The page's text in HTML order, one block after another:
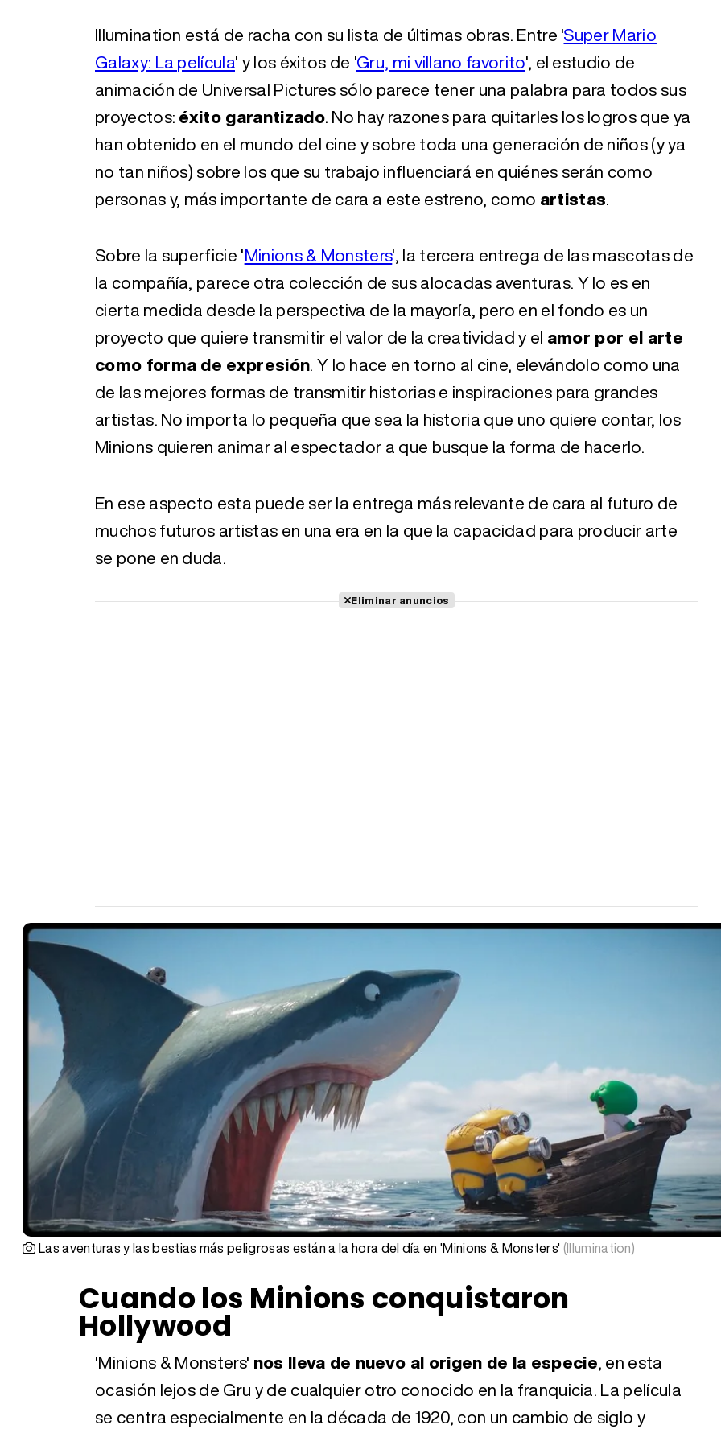
Illumination está de racha con su lista de últimas obras. Entre 'Super Mario
Galaxy: La película' y los éxitos de 'Gru, mi villano favorito', el estudio de
animación de Universal Pictures sólo parece tener una palabra para todos sus
proyectos:éxito garantizado. No hay razones para quitarles los logros que ya
han obtenido en el mundo del cine y sobre toda una generación de niños (y ya
no tan niños) sobre los que su trabajo influenciará en quiénes serán como
personas y, más importante de cara a este estreno, como artistas.
Sobre la superficie 'Minions & Monsters', la tercera entrega de las mascotas de
la compañía, parece otra colección de sus alocadas aventuras. Y lo es en
cierta medida desde la perspectiva de la mayoría, pero en el fondo es un
proyecto que quiere transmitir el valor de la creatividad y el amor por el arte
como forma de expresión. Y lo hace en torno al cine, elevándolo como una
de las mejores formas de transmitir historias e inspiraciones para grandes
artistas. No importa lo pequeña que sea la historia que uno quiere contar, los
Minions quieren animar al espectador a que busque la forma de hacerlo.
En ese aspecto esta puede ser la entrega más relevante de cara al futuro de
muchos futuros artistas en una era en la que la capacidad para producir arte
se pone en duda.
Eliminar anuncios
Las aventuras y las bestias más peligrosas están a la hora del día en 'Minions & Monsters' (Illumination)
Cuando los Minions conquistaron
Hollywood
'Minions & Monsters' nos lleva de nuevo al origen de la especie, en esta
ocasión lejos de Gru y de cualquier otro conocido en la franquicia. La película
se centra especialmente en la década de 1920, con un cambio de siglo y